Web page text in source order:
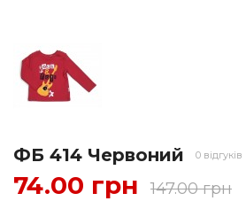
ФБ 414 Червоний 0 відгуків
74.00 грн 147.00 грн